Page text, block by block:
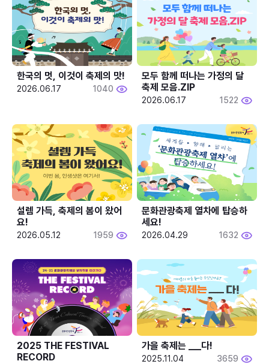
한국의 멋, 이것이 축제의 맛!
2026.06.17 1040
모두 함께 떠나는 가정의 달
축제 모음.ZIP
2026.06.17 1522
설렘 가득, 축제의 봄이 왔어
요!
2026.05.12 1959
문화관광축제 열차에 탑승하
세요!
2026.04.29 1632
2025 THE FESTIVAL
RECORD
2025.11.04 3659